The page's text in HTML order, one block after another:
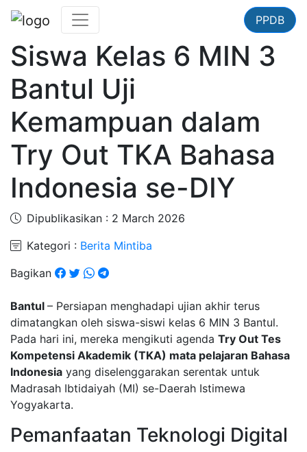
PPDB
Siswa Kelas 6 MIN 3
Bantul Uji
Kemampuan dalam
Try Out TKA Bahasa
Indonesia se-DIY
Dipublikasikan : 2 March 2026
Kategori : Berita Mintiba
Bagikan
Bantul – Persiapan menghadapi ujian akhir terus
dimatangkan oleh siswa-siswi kelas 6 MIN 3 Bantul.
Pada hari ini, mereka mengikuti agenda Try Out Tes
Kompetensi Akademik (TKA) mata pelajaran Bahasa
Indonesia yang diselenggarakan serentak untuk
Madrasah Ibtidaiyah (MI) se-Daerah Istimewa
Yogyakarta.
Pemanfaatan Teknologi Digital